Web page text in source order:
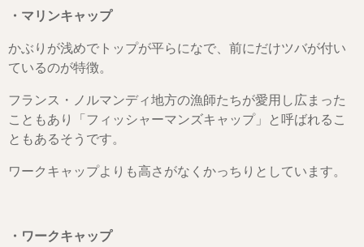
・マリンキャップ
かぶりが浅めでトップが平らになで、前にだけツバが付い
ているのが特徴。
フランス・ノルマンディ地方の漁師たちが愛用し広まった
こともあり「フィッシャーマンズキャップ」と呼ばれるこ
ともあるそうです。
ワークキャップよりも高さがなくかっちりとしています。
・ワークキャップ